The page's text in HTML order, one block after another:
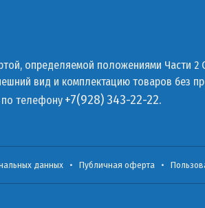
определяемой положениями Части 2
вид и комплектацию товаров без
по телефону +7(928) 343-22-22.
данных• Публичная оферта •